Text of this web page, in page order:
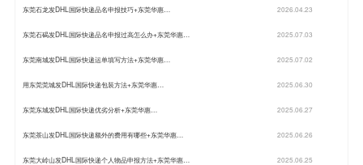
东莞石龙发DHL国际快递品名申报技巧+东莞华惠… 2026.04.23
东莞石碣发DHL国际快递品名申报过高怎么办+东莞华惠… 2025.07.03
东莞南城发DHL国际快递运单填写方法+东莞华惠… 2025.07.02
用东莞莞城发DHL国际快递包装方法+东莞华惠… 2025.06.30
东莞东城发DHL国际快递优劣分析+东莞华惠… 2025.06.27
东莞茶山发DHL国际快递额外的费用有哪些+东莞华惠… 2025.06.26
东莞大岭山发DHL国际快递个人物品申报方法+东莞华惠… 2025.06.25